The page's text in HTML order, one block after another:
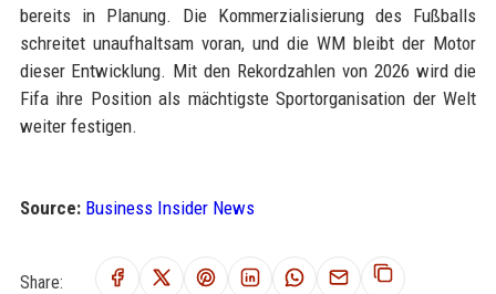
bereits in Planung. Die Kommerzialisierung des Fußballs
schreitet unaufhaltsam voran, und die WM bleibt der Motor
dieser Entwicklung. Mit den Rekordzahlen von 2026 wird die
Fifa ihre Position als mächtigste Sportorganisation der Welt
weiter festigen.
Source: Business Insider News
Share: